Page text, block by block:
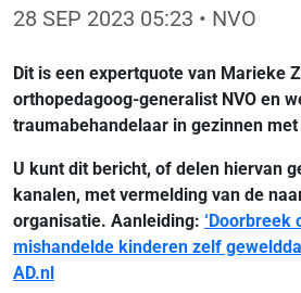
28 SEP 2023 05:23 • NVO
Dit is een expertquote van Marieke
orthopedagoog-generalist NVO en
traumabehandelaar in gezinnen
U kunt dit bericht, of delen hiervan
kanalen, met vermelding van de
organisatie. Aanleiding: ‘Doorbreek
mishandelde kinderen zelf
AD.nl